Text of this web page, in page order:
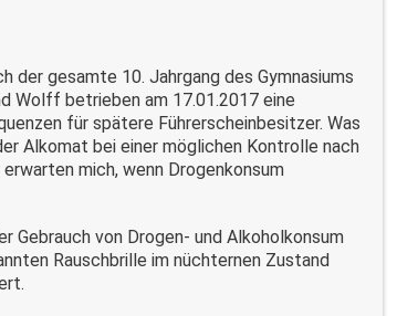
der gesamte 10. Jahrgang des Gymnasiums
Wolff betrieben am 17.01.2017 eine
für spätere Führerscheinbesitzer. Was
Alkomat bei einer möglichen Kontrolle nach
mich, wenn Drogenkonsum
Gebrauch von Drogen- und Alkoholkonsum
Rauschbrille im nüchternen Zustand